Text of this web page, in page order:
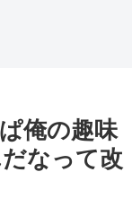
俺の趣味
なって改